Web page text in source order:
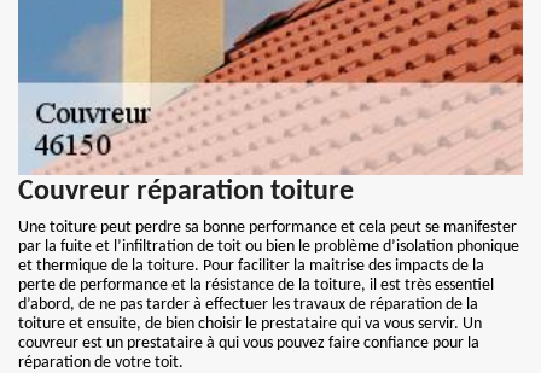
Couvreur réparation toiture
Une toiture peut perdre sa bonne performance et cela peut se manifester
par la fuite et l’infiltration de toit ou bien le problème d’isolation phonique
et thermique de la toiture. Pour faciliter la maitrise des impacts de la
perte de performance et la résistance de la toiture, il est très essentiel
d’abord, de ne pas tarder à effectuer les travaux de réparation de la
toiture et ensuite, de bien choisir le prestataire qui va vous servir. Un
couvreur est un prestataire à qui vous pouvez faire confiance pour la
réparation de votre toit.